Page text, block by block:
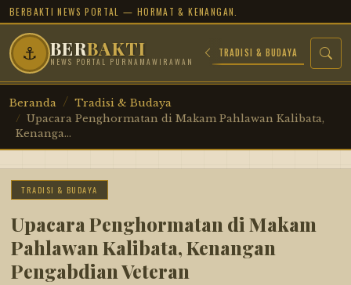
BERBAKTI NEWS PORTAL — HORMAT & KENANGAN.
⚓ BERBAKTI
NEWS PORTAL PURNAMAWIRAWAN
JUANG PROFIL TOKOH SEJARAH MILITER TRADISI & BUDAYA
Beranda
Tradisi & Budaya
Upacara Penghormatan di Makam Pahlawan Kalibata,
Kenanga...
TRADISI & BUDAYA
Upacara Penghormatan di Makam
Pahlawan Kalibata, Kenangan
Pengabdian Veteran